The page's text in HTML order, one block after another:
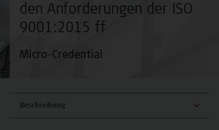
den Anforderungen der ISO
9001:2015 ff
Micro-Credential
Beschreibung